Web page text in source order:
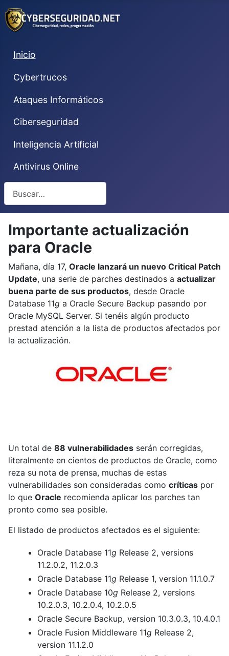
Inicio
Cybertrucos
Ataques Informáticos
Ciberseguridad
Inteligencia Artificial
Antivirus Online
Importante actualización
para Oracle
Mañana, día 17, Oracle lanzará un nuevo Critical Patch
Update, una serie de parches destinados a actualizar
buena parte de sus productos, desde Oracle
Database 11g a Oracle Secure Backup pasando por
Oracle MySQL Server. Si tenéis algún producto
prestad atención a la lista de productos afectados por
la actualización.
Un total de 88 vulnerabilidades serán corregidas,
literalmente en cientos de productos de Oracle, como
reza su nota de prensa, muchas de estas
vulnerabilidades son consideradas como críticas por
lo que Oracle recomienda aplicar los parches tan
pronto como sea posible.
El listado de productos afectados es el siguiente:
Oracle Database 11g Release 2, versions
11.2.0.2, 11.2.0.3
Oracle Database 11g Release 1, version 11.1.0.7
Oracle Database 10g Release 2, versions
10.2.0.3, 10.2.0.4, 10.2.0.5
Oracle Secure Backup, version 10.3.0.3, 10.4.0.1
Oracle Fusion Middleware 11g Release 2,
version 11.1.2.0